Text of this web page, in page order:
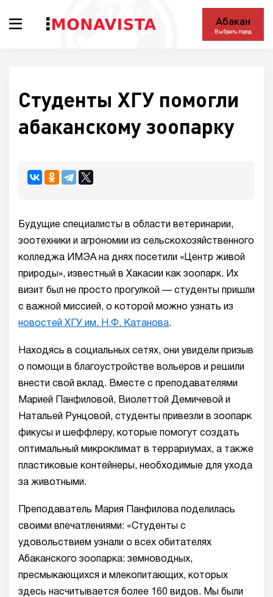
Абакан
Выбрать город
Студенты ХГУ помогли
абаканскому зоопарку
Будущие специалисты в области ветеринарии,
зоотехники и агрономии из сельскохозяйственного
колледжа ИМЭА на днях посетили «Центр живой
природы», известный в Хакасии как зоопарк. Их
визит был не просто прогулкой — студенты пришли
с важной миссией, о которой можно узнать из
новостей ХГУ им. Н.Ф. Катанова.
Находясь в социальных сетях, они увидели призыв
о помощи в благоустройстве вольеров и решили
внести свой вклад. Вместе с преподавателями
Марией Панфиловой, Виолеттой Демичевой и
Натальей Рунцовой, студенты привезли в зоопарк
фикусы и шеффлеру, которые помогут создать
оптимальный микроклимат в террариумах, а также
пластиковые контейнеры, необходимые для ухода
за животными.
Преподаватель Мария Панфилова поделилась
своими впечатлениями: «Студенты с
удовольствием узнали о всех обитателях
Абаканского зоопарка: земноводных,
пресмыкающихся и млекопитающих, которых
здесь насчитывается более 160 видов. Мы были